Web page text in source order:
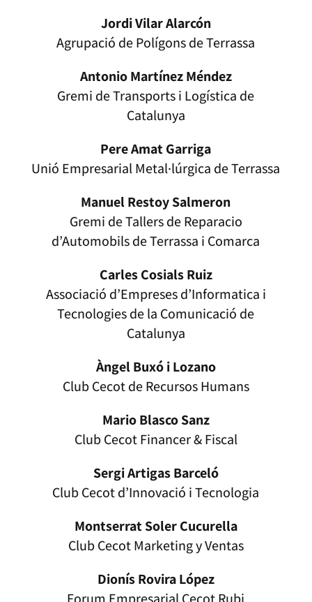
Jordi Vilar Alarcón
Agrupació de Polígons de Terrassa
Antonio Martínez Méndez
Gremi de Transports i Logística de
Catalunya
Pere Amat Garriga
Unió Empresarial Metal·lúrgica de Terrassa
Manuel Restoy Salmeron
Gremi de Tallers de Reparacio
d’Automobils de Terrassa i Comarca
Carles Cosials Ruiz
Associació d’Empreses d’Informatica i
Tecnologies de la Comunicació de
Catalunya
Àngel Buxó i Lozano
Club Cecot de Recursos Humans
Mario Blasco Sanz
Club Cecot Financer & Fiscal
Sergi Artigas Barceló
Club Cecot d’Innovació i Tecnologia
Montserrat Soler Cucurella
Club Cecot Marketing y Ventas
Dionís Rovira López